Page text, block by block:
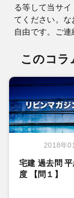
る等して当サ
てください。
自由です。ご連
このコラ
2018年
宅建 過去問
度 【問１】